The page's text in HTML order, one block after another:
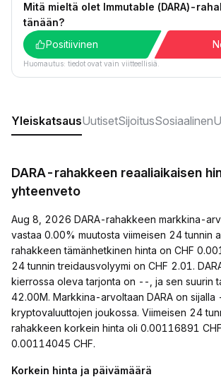
Mitä mieltä olet Immutable (DARA)-
tänään?
Positiivinen
Huomautus: tiedot ovat vain viitteellisiä.
YleiskatsausUutisetSijoitusSosiaalinen
DARA-rahakkeen reaaliaikaisen
yhteenveto
Aug 8, 2026 DARA-rahakkeen markkina-
vastaa 0.00% muutosta viimeisen 24 tunnin
rahakkeen tämänhetkinen hinta on CHF
24 tunnin treidausvolyymi on CHF 2.01.
kierrossa oleva tarjonta on --, ja sen suurin
42.00M. Markkina-arvoltaan DARA on
kryptovaluuttojen joukossa. Viimeisen 24
rahakkeen korkein hinta oli 0.00116891
0.00114045 CHF.
Korkein hinta ja päivämäärä